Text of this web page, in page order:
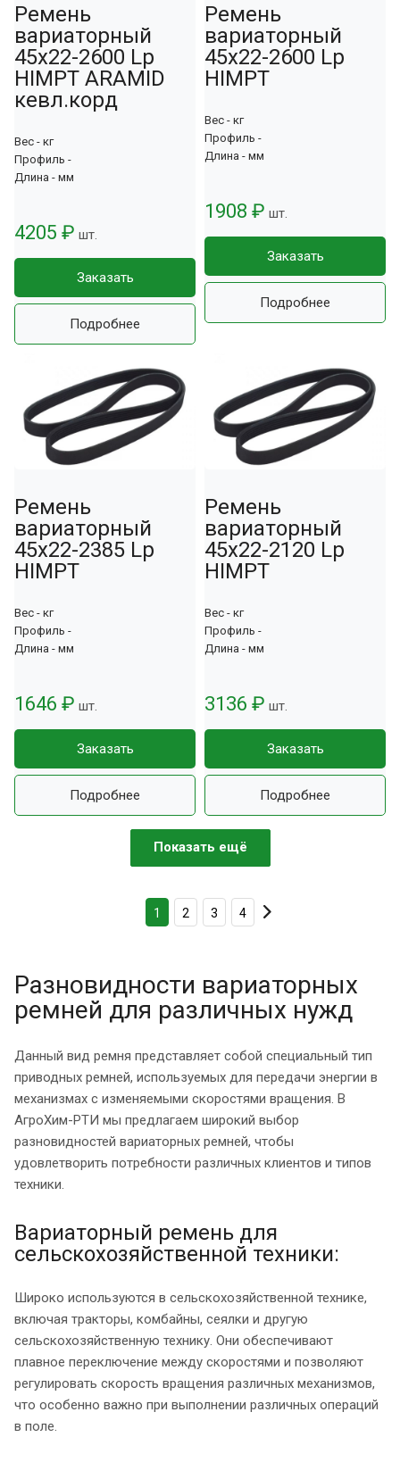
Ремень
вариаторный
45х22-2600 Lp
HIMPT ARAMID
кевл.корд
Вес - кг
Профиль -
Длина - мм
4205 ₽ шт.
Заказать
Подробнее
Ремень
вариаторный
45х22-2600 Lp
HIMPT
Вес - кг
Профиль -
Длина - мм
1908 ₽ шт.
Заказать
Подробнее
Ремень
вариаторный
45х22-2385 Lp
HIMPT
Вес - кг
Профиль -
Длина - мм
1646 ₽ шт.
Заказать
Подробнее
Ремень
вариаторный
45х22-2120 Lp
HIMPT
Вес - кг
Профиль -
Длина - мм
3136 ₽ шт.
Заказать
Подробнее
Показать ещё
1 2 3 4
Разновидности вариаторных
ремней для различных нужд
Данный вид ремня представляет собой специальный тип
приводных ремней, используемых для передачи энергии в
механизмах с изменяемыми скоростями вращения. В
АгроХим-РТИ мы предлагаем широкий выбор
разновидностей вариаторных ремней, чтобы
удовлетворить потребности различных клиентов и типов
техники.
Вариаторный ремень для
сельскохозяйственной техники:
Широко используются в сельскохозяйственной технике,
включая тракторы, комбайны, сеялки и другую
сельскохозяйственную технику. Они обеспечивают
плавное переключение между скоростями и позволяют
регулировать скорость вращения различных механизмов,
что особенно важно при выполнении различных операций
в поле.